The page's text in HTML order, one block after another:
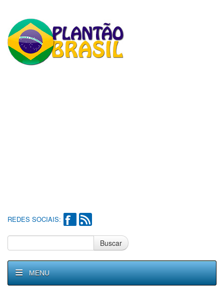
REDES SOCIAIS:
Buscar
MENU